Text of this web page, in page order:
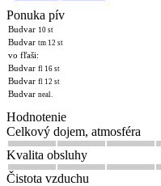
Ponuka pív
Budvar 10 st
Budvar tm 12 st
vo fľaši:
Budvar fl 16 st
Budvar fl 12 st
Budvar neal.
Hodnotenie
Celkový dojem, atmosféra
Kvalita obsluhy
Čistota vzduchu